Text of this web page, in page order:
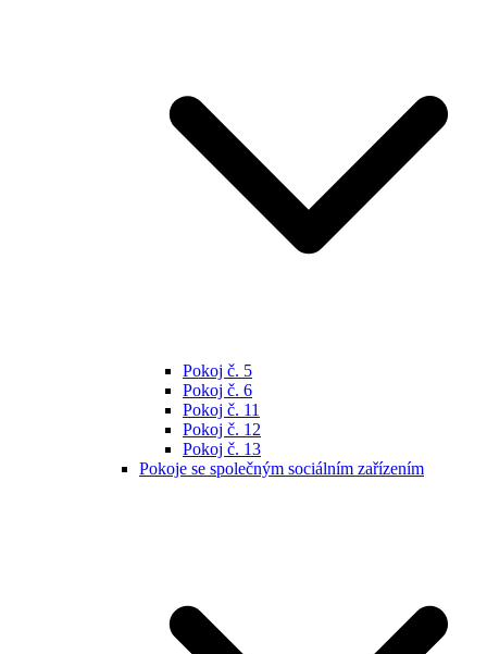
Pokoj č. 5
Pokoj č. 6
Pokoj č. 11
Pokoj č. 12
Pokoj č. 13
Pokoje se společným sociálním zařízením